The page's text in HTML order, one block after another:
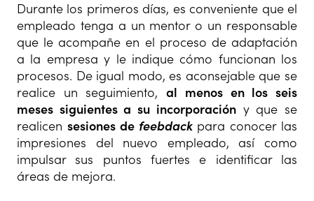
Durante los primeros días, es conveniente que el
empleado tenga a un mentor o un responsable
que le acompañe en el proceso de adaptación
a la empresa y le indique cómo funcionan los
procesos. De igual modo, es aconsejable que se
realice un seguimiento,al menos en los seis
meses siguientes a su incorporacióny que se
realicen sesiones de feebdack para conocer las
impresiones del nuevo empleado, así como
impulsar sus puntos fuertes e identificar las
áreas de mejora.